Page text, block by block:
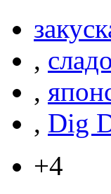
,
,
, Dig
+4